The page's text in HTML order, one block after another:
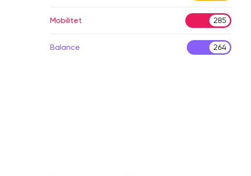
Mobilitet 285
Balance 264